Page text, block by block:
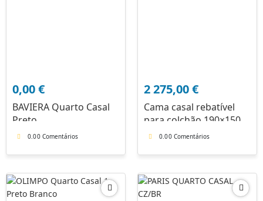
0,00€
BAVIERA Quarto Casal
Preto
0.00 Comentários
2 275,00€
Cama casal rebatível
para colchão 190×150
0.00 Comentários